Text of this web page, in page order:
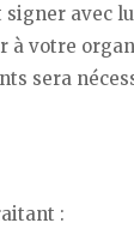
signer avec
à votre
sera
: